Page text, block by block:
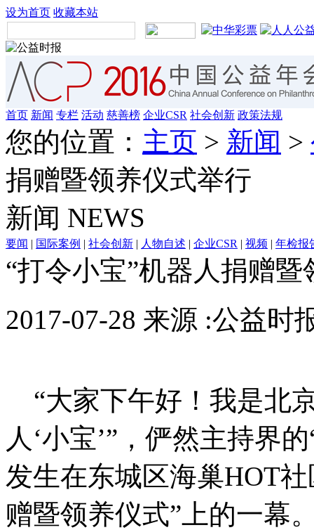
设为首页 收藏本站
首页 新闻 专栏 活动 慈善榜 企业CSR 社会创新 政策法规
您的位置： 主页 > 新闻 >
捐赠暨领养仪式举行
新闻 NEWS
要闻 | 国际案例 | 社会创新 | 人物自述 | 企业CSR | 视频 | 年检报
“打令小宝”机器人捐赠
2017-07-28 来源 :公益时
“大家下午好！我是北
人‘小宝’”，俨然主持界
发生在东城区海巢HOT
赠暨领养仪式”上的一幕